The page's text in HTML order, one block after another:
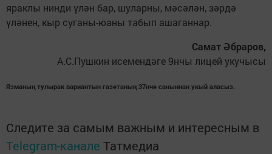
яраклы нинди үлән бар, шуларны, мәсәлән, зәрдә
үләнен, кыр суганы-юаны табып ашаганнар.
Самат Әбраров,
А.С.Пушкин исемендәге 9нчы лицей укучысы
Язманың тулырак вариантын газетаның 37нче саныннан укый аласыз.
Следите за самым важным и интересным в
Telegram-канале Татмедиа